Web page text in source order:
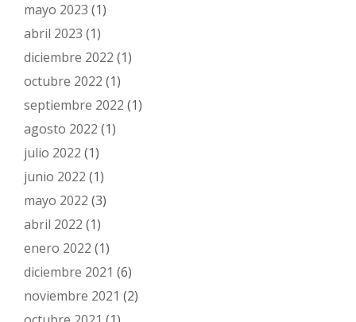
mayo 2023 (1)
abril 2023 (1)
diciembre 2022 (1)
octubre 2022 (1)
septiembre 2022 (1)
agosto 2022 (1)
julio 2022 (1)
junio 2022 (1)
mayo 2022 (3)
abril 2022 (1)
enero 2022 (1)
diciembre 2021 (6)
noviembre 2021 (2)